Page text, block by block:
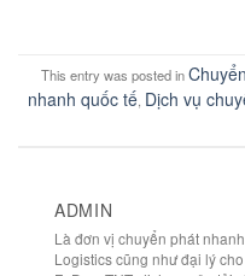
This entry was posted in
nhanh quốc tế, Dịch vụ
ADMIN
Là đơn vị chuyển phát
Logistics cũng như đại lý